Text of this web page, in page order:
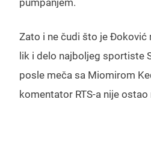
Zato i ne čudi što je Đoković
lik i delo najboljeg sportiste
posle meča sa Miomirom
komentator RTS-a nije